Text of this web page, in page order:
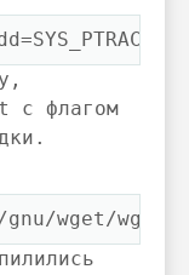
с флагом
wget/